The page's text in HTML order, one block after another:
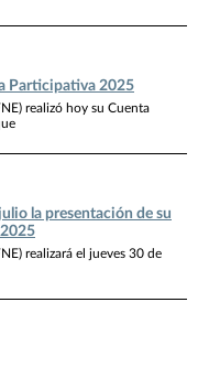
Participativa 2025
realizó hoy su Cuenta
la presentación de su
realizará el jueves 30 de